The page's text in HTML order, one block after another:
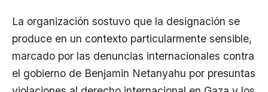
La organización sostuvo que la designación se
produce en un contexto particularmente sensible,
marcado por las denuncias internacionales contra
el gobierno de Benjamin Netanyahu por presuntas